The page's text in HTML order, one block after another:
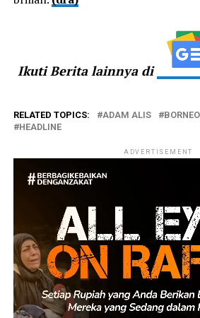
Ikuti Berita lainnya di
RELATED TOPICS: ADAM ALIS
HEADLINE
ADVERTISEMENT